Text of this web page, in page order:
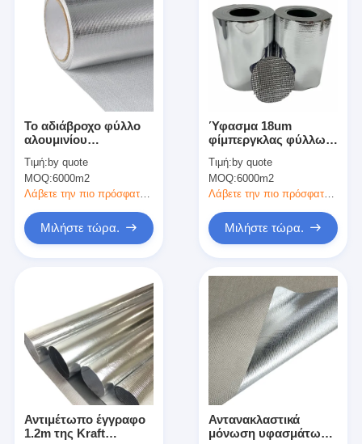
Προϊόντα
Περίπου εμείς
Γύρος εργοστασίων
Ποιοτικός έλεγχος
Μας ελάτε σε επαφή με
Συγκολλητική ταινία μόνωσης
Ταινία μόνωσης υφασμάτων γυαλιού
Ανθεκτική στη θερμότητα ταινία μόνωσης
Κολλητική ταινία υφασμάτων γυαλιού
Κολλητική ταινία ταινιών Polyimide
Κολλητική ταινία φύλλων αλουμινίου αργιλίου
Ταινία υφασμάτων γυαλιού φύλλων αλουμινίου αργιλίου
Το αδιάβροχο φύλλο
αλουμινίου
έγγραφο 18 μικρό
1.0m 1.2m
οικοδόμησης
Τιμή: by quote
MOQ:6000m2
Λάβετε την πιο πρόσφατη τιμή
Μιλήστε τώρα.
Ύφασμα 18um
φίμπεργκλας φύλλων
θερμικής μόνωσης
Τιμή: by quote
MOQ:6000m2
Λάβετε την πιο πρόσφατη τιμή
Μιλήστε τώρα.
Αντιμέτωπο έγγραφο
1.2m της Kraft
Αντανακλαστικά
μόνωση υφασμάτων